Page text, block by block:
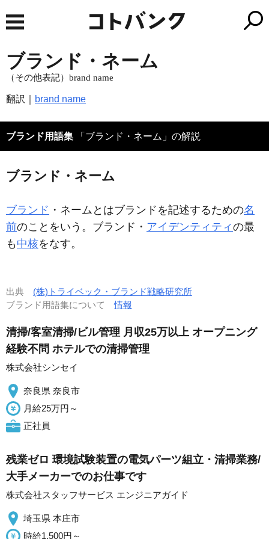
ブランド・ネーム
（その他表記）brand name
翻訳｜ brand name
ブランド用語集 「ブランド・ネーム」の解説
ブランド・ネーム
ブランド ・ネームとはブランドを記述するための名
前のことをいう。ブランド・ アイデンティティの最
も 中核をなす。
出典 (株)トライベック・ブランド戦略研究所
ブランド用語集について情報
清掃/客室清掃/ビル管理 月収25万以上 オープニング
経験不問 ホテルでの清掃管理
株式会社シンセイ
奈良県 奈良市
月給25万円～
正社員
残業ゼロ 環境試験装置の電気パーツ組立・清掃業務/
大手メーカーでのお仕事です
株式会社スタッフサービス エンジニアガイド
埼玉県 本庄市
時給1,500円～